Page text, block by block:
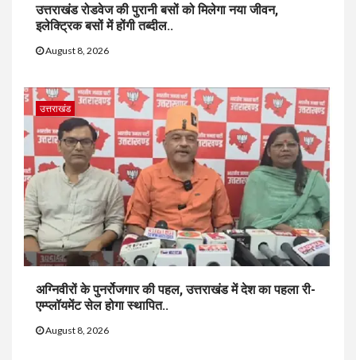
उत्तराखंड रोडवेज की पुरानी बसों को मिलेगा नया जीवन,
इलेक्ट्रिक बसों में होंगी तब्दील..
August 8, 2026
उत्तराखंड
अग्निवीरों के पुनर्रोजगार की पहल, उत्तराखंड में देश का पहला री-
एम्प्लॉयमेंट सेल होगा स्थापित..
August 8, 2026